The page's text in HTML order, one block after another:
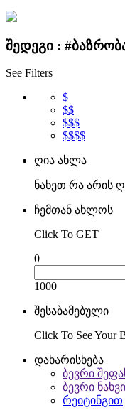
შედეგი :
See Filters
$
$$
$$$
$$$$
ღია ახლა
ნახეთ რა არის
ჩემთან ახლოს
Click To GET
0
1000
შესაბამებული
Click To See Your
დახარისხება
ბევრი
ბევრი
რეიტინგით